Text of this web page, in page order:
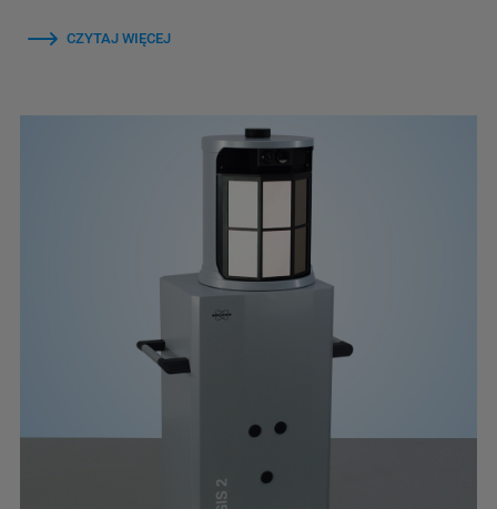
CZYTAJ WIĘCEJ